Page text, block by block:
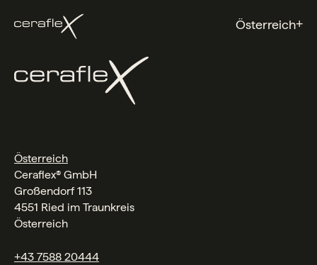
Österreich+
Österreich
Ceraflex® GmbH
Großendorf 113
4551 Ried im Traunkreis
Österreich
+43 7588 20444